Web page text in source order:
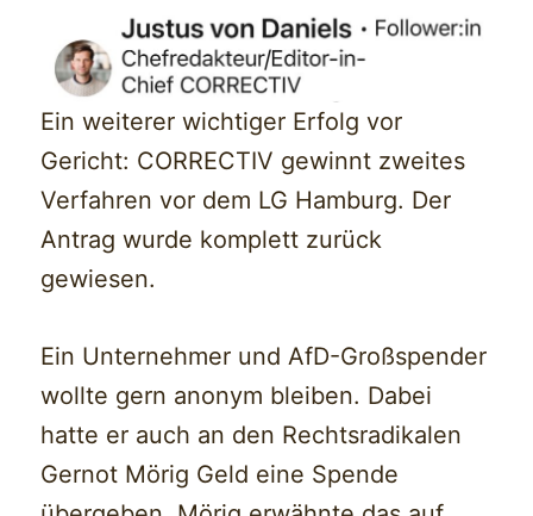
Ein weiterer wichtiger Erfolg vor
Gericht: CORRECTIV gewinnt zweites
Verfahren vor dem LG Hamburg. Der
Antrag wurde komplett zurück
gewiesen.
Ein Unternehmer und AfD-Großspender
wollte gern anonym bleiben. Dabei
hatte er auch an den Rechtsradikalen
Gernot Mörig Geld eine Spende